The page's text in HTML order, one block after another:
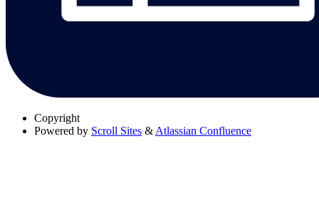
Copyright
Powered by Scroll Sites & Atlassian Confluence